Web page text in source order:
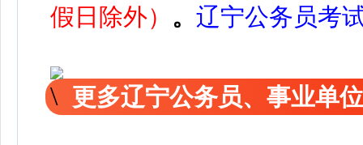
假日除外） 。 辽宁公务员考
更多辽宁公务员、事业单